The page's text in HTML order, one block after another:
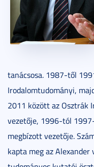
tanácsosa. 1987-től
Irodalomtudományi,
2011 között az Osztrák
vezetője, 1996-tól
megbízott vezetője.
kapta meg az